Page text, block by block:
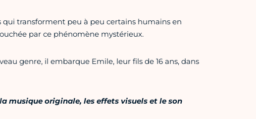
transforment peu à peu certains humains en
par ce phénomène mystérieux.
genre, il embarque Emile, leur fils de 16 ans, dans
musique originale, les effets visuels et le son